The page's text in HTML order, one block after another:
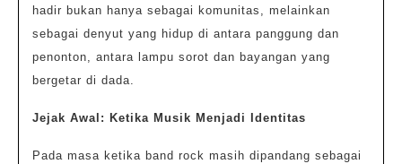
Rock
hadir bukan hanya sebagai komunitas, melainkan
sebagai denyut yang hidup di antara panggung dan
penonton, antara lampu sorot dan bayangan yang
bergetar di dada.
Jejak Awal: Ketika Musik Menjadi Identitas
Pada masa ketika band rock masih dipandang sebagai